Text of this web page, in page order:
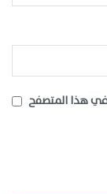
في هذا المتصفح